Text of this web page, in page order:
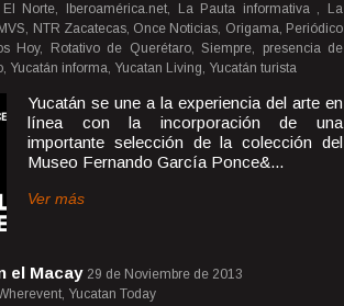
Norte, Iberoamérica.net, La Pauta informativa , La
NTR Zacatecas, Once Noticias, Origama, Periódico
Hoy, Rotativo de Querétaro, Siempre, presencia de
Yucatán informa, Yucatan Living, Yucatán turista
Yucatán se une a la experiencia del arte en
línea con la incorporación de una
importante selección de la colección del
Museo Fernando García Ponce&...
Ver más
el Macay 29 de Noviembre de 2013
Yucatan Today